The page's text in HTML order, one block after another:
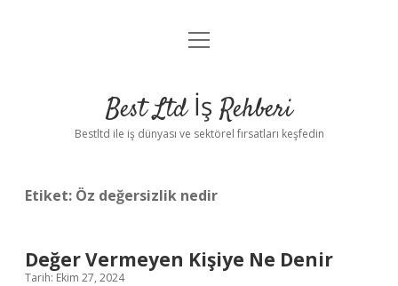
Anasayfa
Yasal Uyarı
menüyü
Best Ltd İş Rehberi
Bestltd ile iş dünyası ve sektörel fırsatları keşfedin
Etiket: Öz değersizlik nedir
Değer Vermeyen Kişiye Ne Denir
Tarih: Ekim 27, 2024